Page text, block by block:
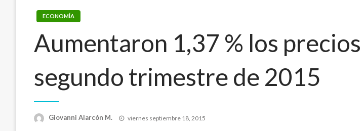
ECONOMÍA
Aumentaron 1,37 % los
segundo trimestre de 2015
Giovanni Alarcón M.
Publicado
viernes septiembre 18, 2015